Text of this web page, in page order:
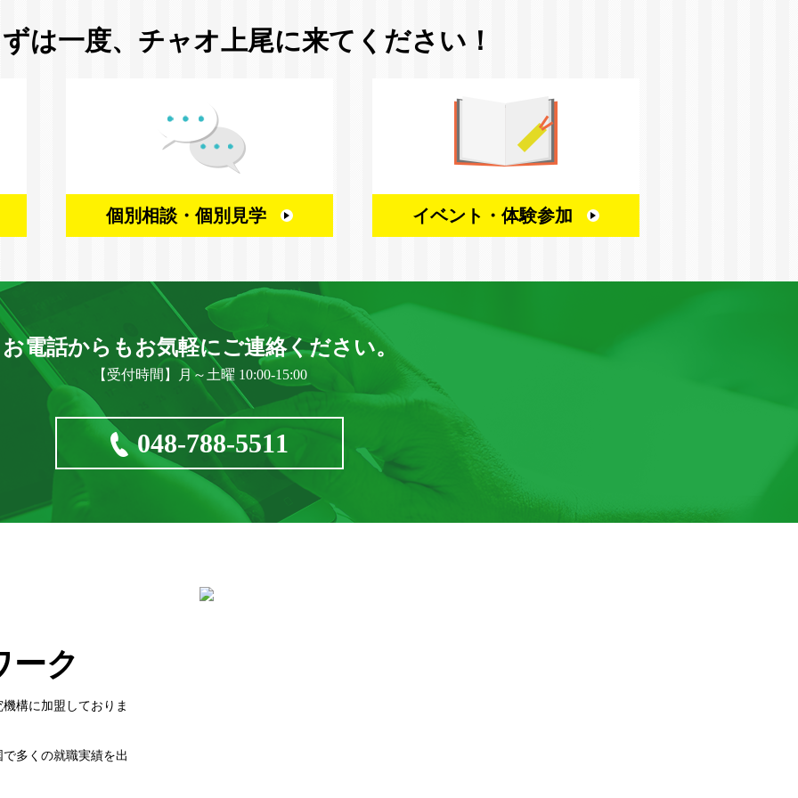
は一度、 チャオ上尾に来てください！
個別相談・ 個別見学 イベント・ 体験参加
お電話からもお気軽にご連絡ください。
【受付時間】月～土曜 10:00-15:00
048-788-5511
ーク
構に加盟しておりま
多くの就職実績を出